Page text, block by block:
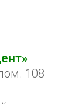
108